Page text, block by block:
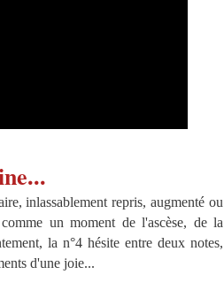
inlassablement repris, augmenté ou
un moment de l'ascèse, de la
la n°4 hésite entre deux notes,
d'une joie...